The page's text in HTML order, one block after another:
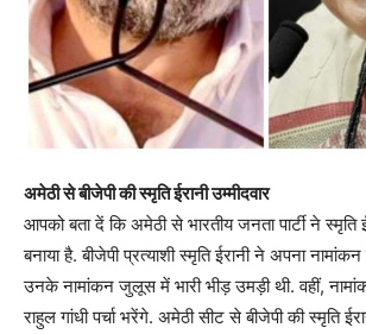
अमेठी से बीजेपी की स्मृति ईरानी उम्मीदवार
आपको बता दें कि अमेठी से भारतीय जनता पार्टी ने स्मृति
बनाया है. बीजेपी प्रत्याशी स्मृति ईरानी ने अपना
उनके नामांकन जुलूस में भारी भीड़ उमड़ी थी. वहीं,
राहुल गांधी पर्चा भरेंगे. अमेठी सीट से बीजेपी की स्मृति